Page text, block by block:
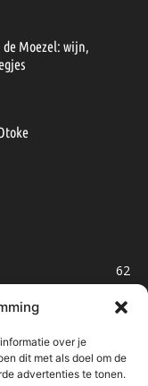
over je
dit met als doel om de
advertenties te tonen.
Moezel: wijn,
62
47
32
32